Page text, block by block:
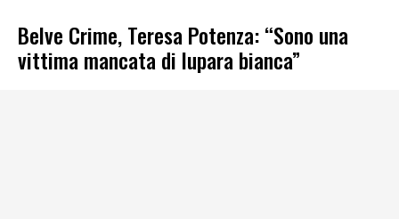
Belve Crime, Teresa Potenza: “Sono una
vittima mancata di lupara bianca”